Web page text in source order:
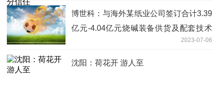
博世科：与海外某纸业公司签订合计3.39
亿元-4.04亿元烧碱装备供货及配套技术
2023-07-06
沈阳：荷花开 游人至